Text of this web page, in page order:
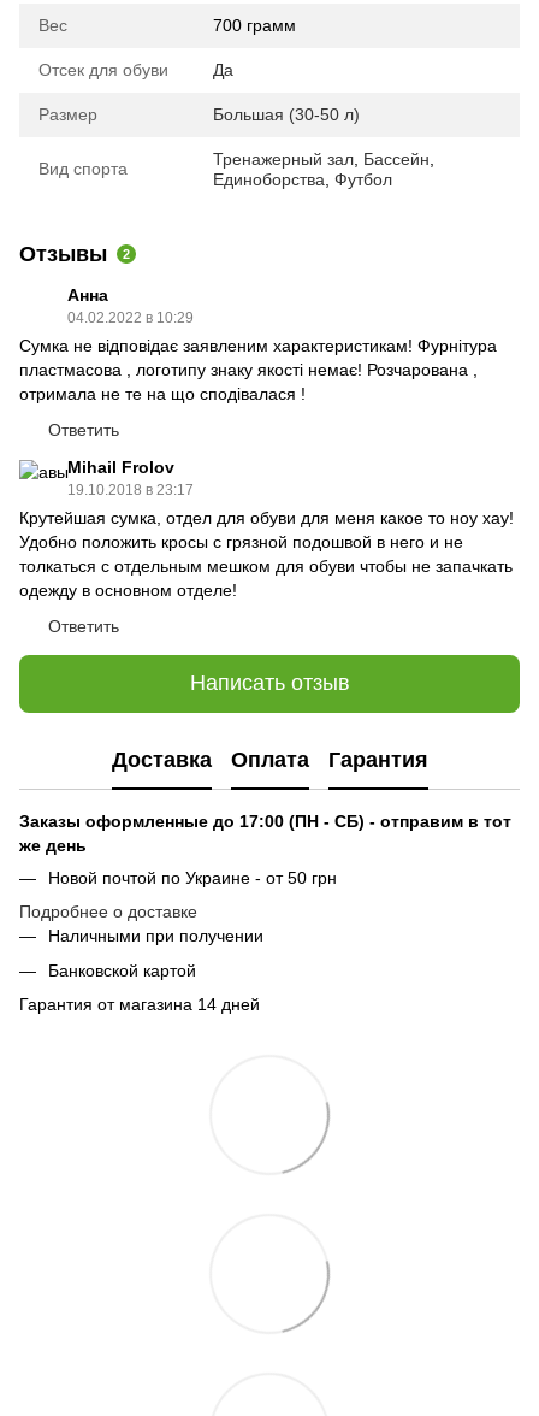
Вес 700 грамм
Отсек для обуви Да
Размер Большая (30-50 л)
Вид спорта Тренажерный зал Бассейн
Единоборства Футбол
Отзывы 2
Анна
04.02.2022 в 10:29
Сумка не відповідає заявленим характеристикам! Фурнітура
пластмасова , логотипу знаку якості немає! Розчарована ,
отримала не те на що сподівалася !
Ответить
Mihail Frolov
19.10.2018 в 23:17
Крутейшая сумка, отдел для обуви для меня какое то ноу хау!
Удобно положить кросы с грязной подошвой в него и не
толкаться с отдельным мешком для обуви чтобы не запачкать
одежду в основном отделе!
Ответить
Написать отзыв
Доставка Оплата Гарантия
Заказы оформленные до 17:00 (ПН - СБ) - отправим в тот
же день
Новой почтой по Украине - от 50 грн
Подробнее о доставке
Наличными при получении
Банковской картой
Гарантия от магазина 14 дней